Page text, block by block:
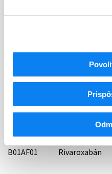
16 - ANTICOAGULANTIA
KRV A
B01AF01
Rivaroxabán